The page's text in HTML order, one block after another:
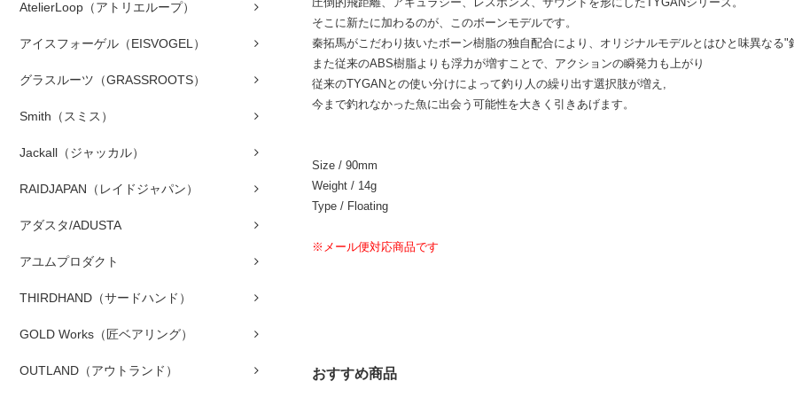
AtelierLoop（アトリエループ）
アイスフォーゲル（EISVOGEL）
グラスルーツ（GRASSROOTS）
Smith（スミス）
Jackall（ジャッカル）
RAIDJAPAN（レイドジャパン）
アダスタ/ADUSTA
アユムプロダクト
THIRDHAND（サードハンド）
GOLD Works（匠ベアリング）
OUTLAND（アウトランド）
そこに新たに加わるのが、このボーンモデルです。
秦拓馬がこだわり抜いたボーン樹脂の独自配合により、オリジナルモデルとはひと味異なる"
また従来のABS樹脂よりも浮力が増すことで、アクションの瞬発力も上がり
従来のTYGANとの使い分けによって釣り人の繰り出す選択肢が増え,
今まで釣れなかった魚に出会う可能性を大きく引きあげます。
Size / 90mm
Weight / 14g
Type / Floating
※メール便対応商品です
おすすめ商品